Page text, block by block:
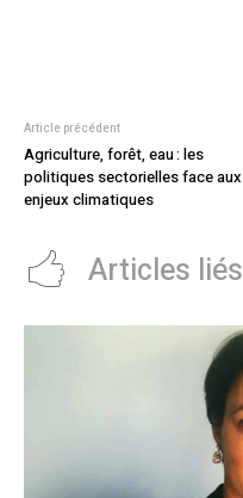
Article précédent
Agriculture, forêt, eau : les
politiques sectorielles face aux
enjeux climatiques
Articles liés